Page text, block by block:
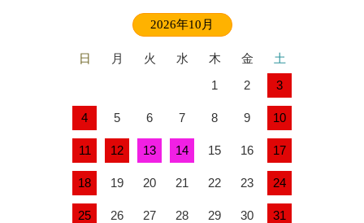
2026年10月
日 月 火 水 木 金
土
1
2 3
4 5 6 7 8 9 10
11 12 13 14 15 16 17
18 19 20 21 22 23 24
25 26 27 28 29 30 31